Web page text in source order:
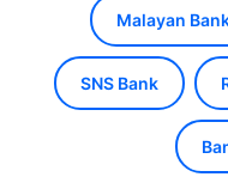
Malayan
SNS Bank